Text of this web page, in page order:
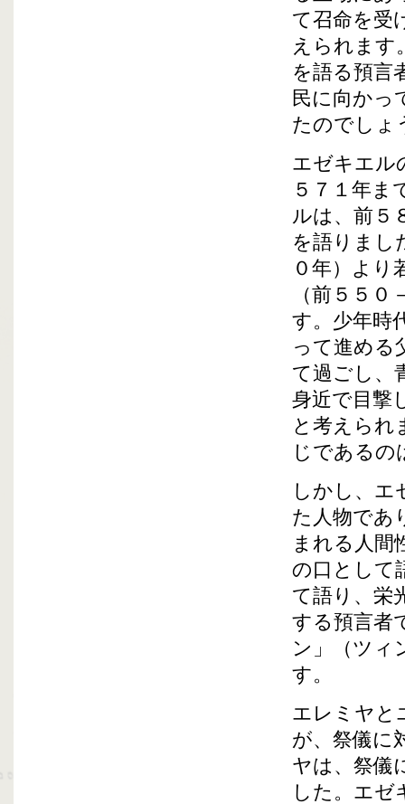
て召命を受
えられます
を語る預言
民に向かっ
たのでしょ
エゼキエル
５７１年ま
ルは、前５
を語りまし
０年）より
（前５５
す。少年時
って進める
て過ごし、
身近で目撃
と考えられ
じであるの
しかし、エ
た人物であ
まれる人間
の口として
て語り、栄
する預言者
ン」（ツィ
す。
エレミヤと
が、祭儀に
ヤは、祭儀
した。エゼ